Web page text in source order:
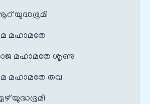
യുദ്ധഭൂമി
മഹാമതേ
മഹാമതേ ശൃണു
മഹാമതേ തവ
യുദ്ധഭൂമി